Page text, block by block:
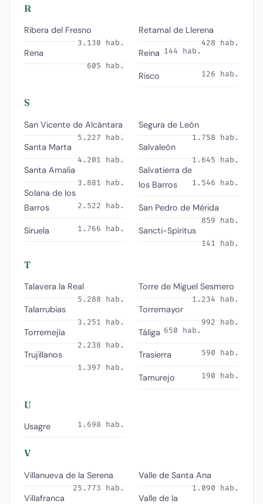
R
Ribera del Fresno
3.130 hab.
Rena
605 hab.
Retamal de Llerena
428 hab.
Reina 144 hab.
Risco 126 hab.
S
San Vicente de Alcántara
5.227 hab.
Santa Marta
4.201 hab.
Santa Amalia
3.881 hab.
Solana de los
Barros
2.522 hab.
Siruela 1.766 hab.
Segura de León
1.758 hab.
Salvaleón
1.645 hab.
Salvatierra de
los Barros
1.546 hab.
San Pedro de Mérida
859 hab.
Sancti-Spíritus
141 hab.
T
Talavera la Real
5.288 hab.
Talarrubias
3.251 hab.
Torremejía
2.238 hab.
Trujillanos
1.397 hab.
Torre de Miguel Sesmero
1.234 hab.
Torremayor
992 hab.
Táliga 650 hab.
Trasierra 590 hab.
Tamurejo 190 hab.
U
Usagre 1.698 hab.
V
Villanueva de la Serena
25.773 hab.
Villafranca
Valle de Santa Ana
1.090 hab.
Valle de la